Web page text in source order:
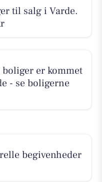
til salg i Varde.
er kommet
- se boligerne
begivenheder